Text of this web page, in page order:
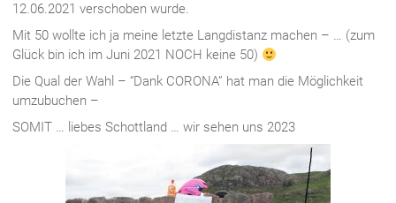
12.06.2021 verschoben wurde.
Mit 50 wollte ich ja meine letzte Langdistanz machen – … (zum
Glück bin ich im Juni 2021 NOCH keine 50)
Die Qual der Wahl – “Dank CORONA” hat man die Möglichkeit
umzubuchen –
SOMIT … liebes Schottland … wir sehen uns 2023